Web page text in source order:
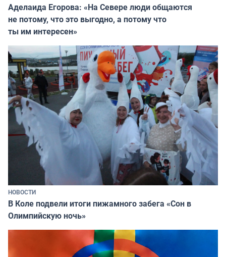
Аделаида Егорова: «На Севере люди общаются
не потому, что это выгодно, а потому что
ты им интересен»
НОВОСТИ
В Коле подвели итоги пижамного забега «Сон в
Олимпийскую ночь»